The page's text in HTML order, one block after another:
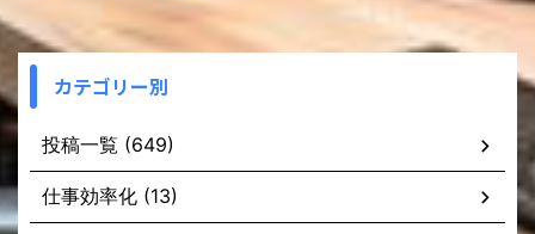
カテゴリー別
投稿一覧 (649)
仕事効率化 (13)